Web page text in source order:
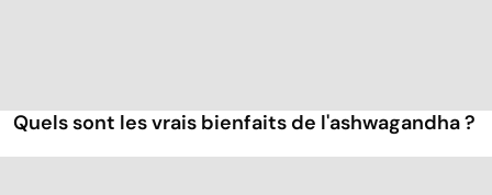
Quels sont les vrais bienfaits de l'ashwagandha ?